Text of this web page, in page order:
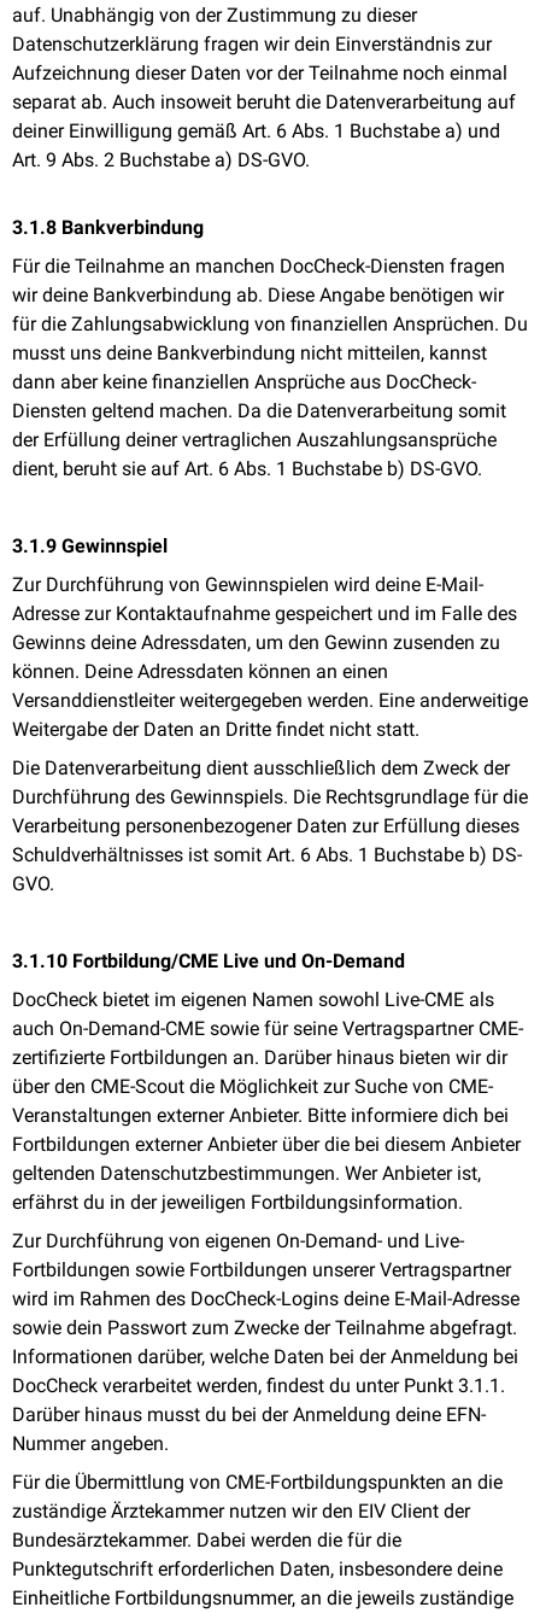
auf. Unabhängig von der Zustimmung zu dieser
Datenschutzerklärung fragen wir dein Einverständnis zur
Aufzeichnung dieser Daten vor der Teilnahme noch einmal
separat ab. Auch insoweit beruht die Datenverarbeitung auf
deiner Einwilligung gemäß Art. 6 Abs. 1 Buchstabe a) und
Art. 9 Abs. 2 Buchstabe a) DS-GVO.
3.1.8 Bankverbindung
Für die Teilnahme an manchen DocCheck-Diensten fragen
wir deine Bankverbindung ab. Diese Angabe benötigen wir
für die Zahlungsabwicklung von finanziellen Ansprüchen. Du
musst uns deine Bankverbindung nicht mitteilen, kannst
dann aber keine finanziellen Ansprüche aus DocCheck-
Diensten geltend machen. Da die Datenverarbeitung somit
der Erfüllung deiner vertraglichen Auszahlungsansprüche
dient, beruht sie auf Art. 6 Abs. 1 Buchstabe b) DS-GVO.
3.1.9 Gewinnspiel
Zur Durchführung von Gewinnspielen wird deine E-Mail-
Adresse zur Kontaktaufnahme gespeichert und im Falle des
Gewinns deine Adressdaten, um den Gewinn zusenden zu
können. Deine Adressdaten können an einen
Versanddienstleiter weitergegeben werden. Eine anderweitige
Weitergabe der Daten an Dritte findet nicht statt.
Die Datenverarbeitung dient ausschließlich dem Zweck der
Durchführung des Gewinnspiels. Die Rechtsgrundlage für die
Verarbeitung personenbezogener Daten zur Erfüllung dieses
Schuldverhältnisses ist somit Art. 6 Abs. 1 Buchstabe b) DS-
GVO.
3.1.10 Fortbildung/CME Live und On-Demand
DocCheck bietet im eigenen Namen sowohl Live-CME als
auch On-Demand-CME sowie für seine Vertragspartner CME-
zertifizierte Fortbildungen an. Darüber hinaus bieten wir dir
über den CME-Scout die Möglichkeit zur Suche von CME-
Veranstaltungen externer Anbieter. Bitte informiere dich bei
Fortbildungen externer Anbieter über die bei diesem Anbieter
geltenden Datenschutzbestimmungen. Wer Anbieter ist,
erfährst du in der jeweiligen Fortbildungsinformation.
Zur Durchführung von eigenen On-Demand- und Live-
Fortbildungen sowie Fortbildungen unserer Vertragspartner
wird im Rahmen des DocCheck-Logins deine E-Mail-Adresse
sowie dein Passwort zum Zwecke der Teilnahme abgefragt.
Informationen darüber, welche Daten bei der Anmeldung bei
DocCheck verarbeitet werden, findest du unter Punkt 3.1.1.
Darüber hinaus musst du bei der Anmeldung deine EFN-
Nummer angeben.
Für die Übermittlung von CME-Fortbildungspunkten an die
zuständige Ärztekammer nutzen wir den EIV Client der
Bundesärztekammer. Dabei werden die für die
Punktegutschrift erforderlichen Daten, insbesondere deine
Einheitliche Fortbildungsnummer, an die jeweils zuständige